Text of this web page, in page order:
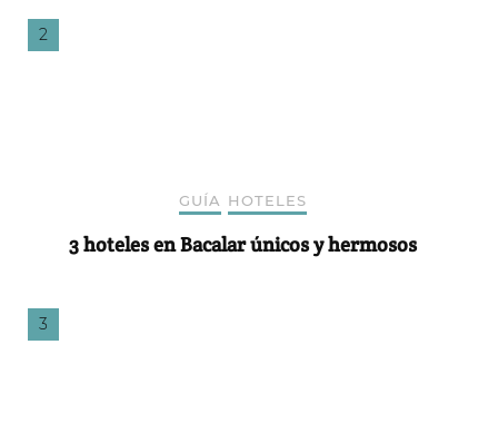
GUÍA HOTELES
3 hoteles en Bacalar únicos y hermosos